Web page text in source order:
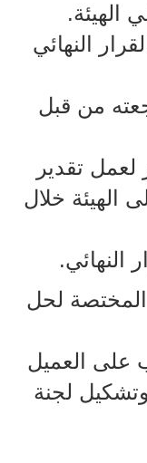
الهيئة.
النهائي
من قبل
لعمل تقدير
الهيئة خلال
لحل
على العميل
لجنة